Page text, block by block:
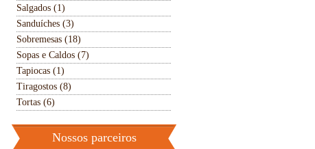
Salgados (1)
Sanduíches (3)
Sobremesas (18)
Sopas e Caldos (7)
Tapiocas (1)
Tiragostos (8)
Tortas (6)
Nossos parceiros